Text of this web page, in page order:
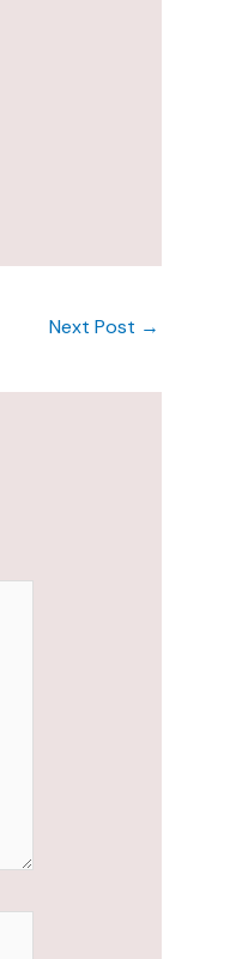
Next Post →